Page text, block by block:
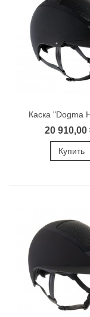
Каска "Dogma
20 910,00
Купить